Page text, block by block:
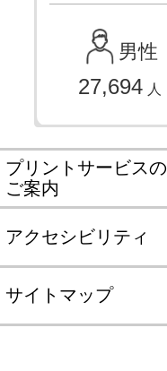
男性
27,694 人
プリントサービスの
ご案内
アクセシビリティ
サイトマップ